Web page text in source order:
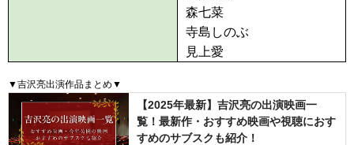
森七菜
寺島しのぶ
見上愛
▼吉沢亮出演作品まとめ▼
【2025年最新】吉沢亮の出演映画一
覧！最新作・おすすめ映画や視聴におす
すめのサブスクも紹介！